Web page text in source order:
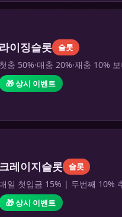
라이징슬롯 슬롯
첫충 50%·매충 20%·재충 10%
🎁 상시 이벤트
크레이지슬롯 슬롯
매일 첫입금 15% | 두번째 10%
🎁 상시 이벤트